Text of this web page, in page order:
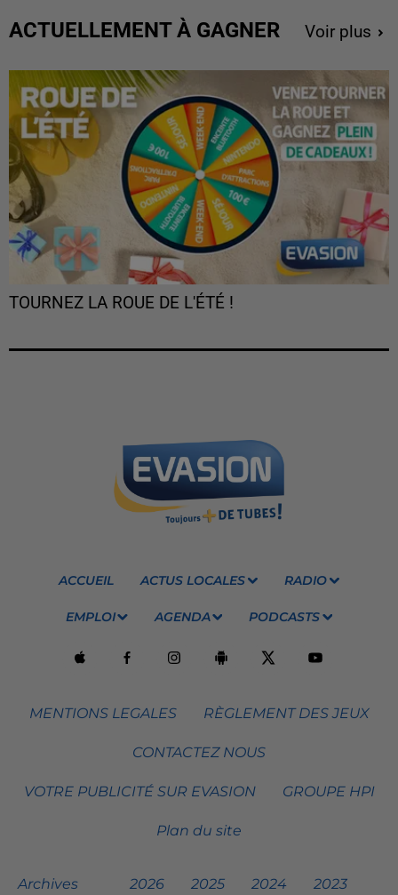
ACTUELLEMENT À GAGNER Voir plus
TOURNEZ LA ROUE DE L'ÉTÉ !
ACCUEIL ACTUS LOCALES RADIO
EMPLOI AGENDA PODCASTS
MENTIONS LEGALES RÈGLEMENT DES JEUX
CONTACTEZ NOUS
VOTRE PUBLICITÉ SUR EVASION GROUPE HPI
Plan du site
Archives 2026 2025 2024 2023